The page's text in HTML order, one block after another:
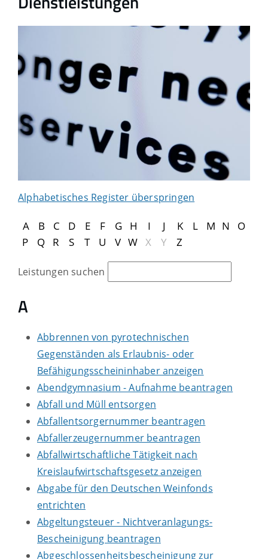
Alphabetisches Register überspringen
A B C D E F G H I J K L M N
O
P
Q R S T U V W X Y Z
Leistungen suchen
A
Abbrennen von pyrotechnischen
Gegenständen als Erlaubnis- oder
Befähigungsscheininhaber anzeigen
Abendgymnasium - Aufnahme beantragen
Abfall und Müll entsorgen
Abfallentsorgernummer beantragen
Abfallerzeugernummer beantragen
Abfallwirtschaftliche Tätigkeit nach
Kreislaufwirtschaftsgesetz anzeigen
Abgabe für den Deutschen Weinfonds
entrichten
Abgeltungsteuer - Nichtveranlagungs-
Bescheinigung beantragen
Abgeschlossenheitsbescheinigung zur